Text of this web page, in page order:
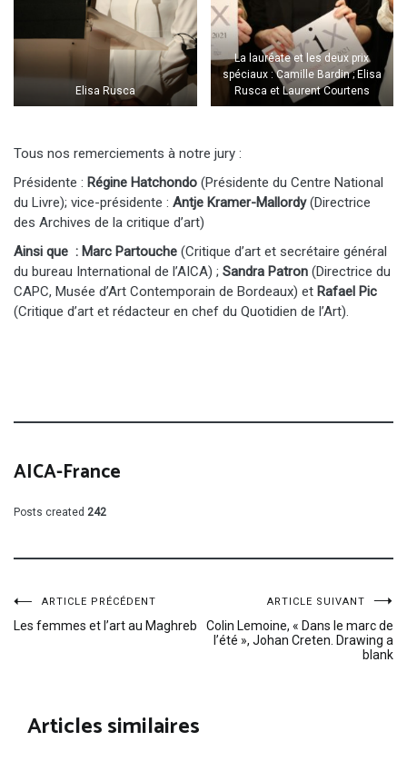
Elisa Rusca
La lauréate et les deux prix
spéciaux : Camille Bardin ; Elisa
Rusca et Laurent Courtens
Tous nos remerciements à notre jury :
Présidente : Régine Hatchondo (Présidente du Centre National
du Livre); vice-présidente : Antje Kramer-Mallordy(Directrice
des Archives de la critique d’art)
Ainsi que : Marc Partouche (Critique d’art et secrétaire général
du bureau International de l’AICA) ; Sandra Patron (Directrice du
CAPC, Musée d’Art Contemporain de Bordeaux) et Rafael Pic
(Critique d’art et rédacteur en chef du Quotidien de l’Art).
AICA-France
Posts created 242
Navigation
l’article
ARTICLE PRÉCÉDENT
Les femmes et l’art au Maghreb
ARTICLE SUIVANT
Colin Lemoine, « Dans le marc de
l’été », Johan Creten. Drawing a
blank
Articles similaires